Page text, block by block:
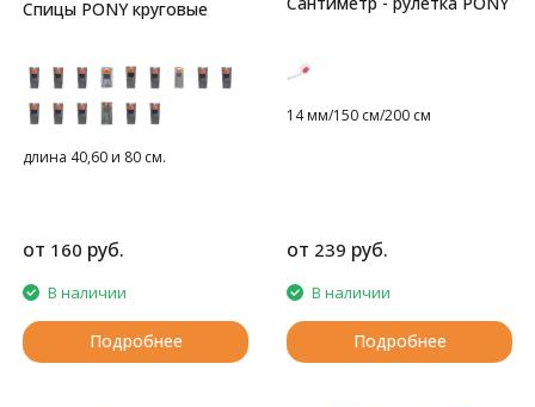
Спицы PONY круговые
длина 40,60 и 80 см.
от 160 руб.
В наличии
Подробнее
14 мм/150 см/200 см
от 239 руб.
В наличии
Подробнее